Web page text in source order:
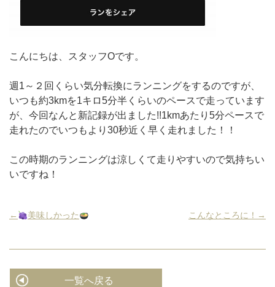
こんにちは、スタッフOです。
週1～２回くらい気分転換にランニングをするのですが、
いつも約3kmを1キロ5分半くらいのペースで走っています
が、今回なんと新記録が出ました!!1kmあたり5分ペースで
走れたのでいつもより30秒近く早く走れました！！
この時期のランニングは涼しくて走りやすいので気持ちい
いですね！
← 美味しかった こんなところに！→
一覧へ戻る